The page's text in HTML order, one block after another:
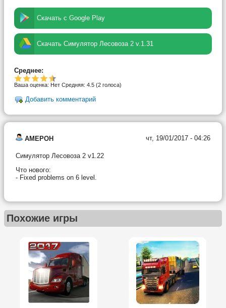
Скачать с Google Play
Скачать Симулятор Лесовоза 2 v.1.31
Среднее:
Ваша оценка: Нет Средняя: 4.5 (2 голоса)
Добавить комментарий
AMEPOH чт, 19/01/2017 - 04:26
Симулятор Лесовоза 2 v1.22
Что нового:
- Fixed problems on 6 level.
Похожие игры